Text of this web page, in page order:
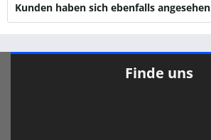
Kunden haben sich ebenfalls angesehen
Finde uns